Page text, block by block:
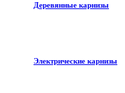
Деревянные карнизы
Электрические карнизы